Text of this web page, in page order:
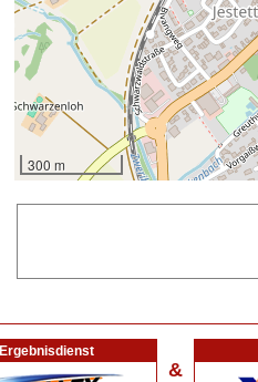
300 m
Ergebnisdienst
&